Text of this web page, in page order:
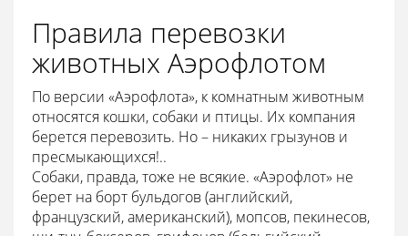
Правила перевозки
животных Аэрофлотом
По версии «Аэрофлота», к комнатным животным
относятся кошки, собаки и птицы. Их компания
берется перевозить. Но – никаких грызунов и
пресмыкающихся!..
Собаки, правда, тоже не всякие. «Аэрофлот» не
берет на борт бульдогов (английский,
французский, американский), мопсов, пекинесов,